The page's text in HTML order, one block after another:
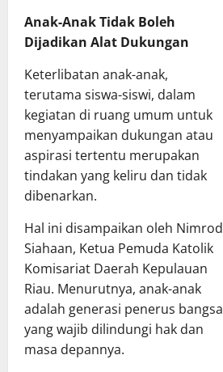
Anak-Anak Tidak Boleh
Dijadikan Alat Dukungan
Keterlibatan anak-anak,
terutama siswa-siswi, dalam
kegiatan di ruang umum untuk
menyampaikan dukungan atau
aspirasi tertentu merupakan
tindakan yang keliru dan tidak
dibenarkan.
Hal ini disampaikan oleh Nimrod
Siahaan, Ketua Pemuda Katolik
Komisariat Daerah Kepulauan
Riau. Menurutnya, anak-anak
adalah generasi penerus bangsa
yang wajib dilindungi hak dan
masa depannya.